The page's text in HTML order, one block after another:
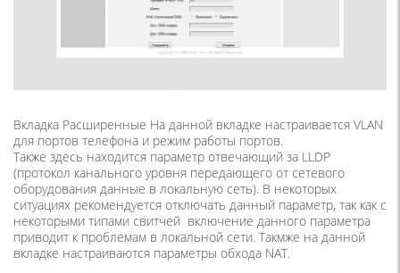
Вкладка Расширенные На данной вкладке настраивается VLAN
для портов телефона и режим работы портов.
Также здесь находится параметр отвечающий за LLDP
(протокол канального уровня передающего от сетевого
оборудования данные в локальную сеть). В некоторых
ситуациях рекомендуется отключать данный параметр, так как с
некоторыми типами свитчей включение данного параметра
приводит к проблемам в локальной сети. Такмже на данной
вкладке настраиваются параметры обхода NAT.